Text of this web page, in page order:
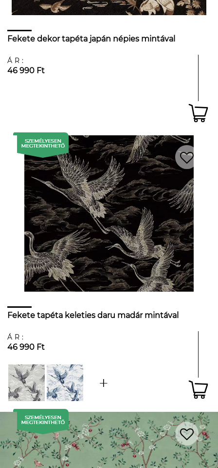
Fekete dekor tapéta japán népies mintával
ÁR:
46 990 Ft
Fekete tapéta keleties daru madár mintával
ÁR:
46 990 Ft